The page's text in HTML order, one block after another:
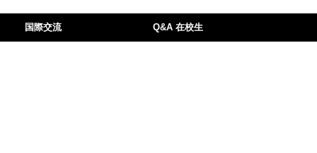
国際交流 Q&A 在校生